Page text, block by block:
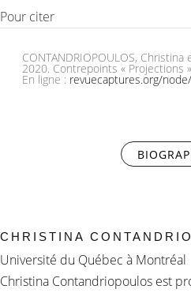
Pour citer
CONTANDRIOPOULOS, Christina
2020. Contrepoints « Projections
En ligne : revuecaptures.org/
CHRISTINA
Université du Québec à Montréal
Christina Contandriopoulos est